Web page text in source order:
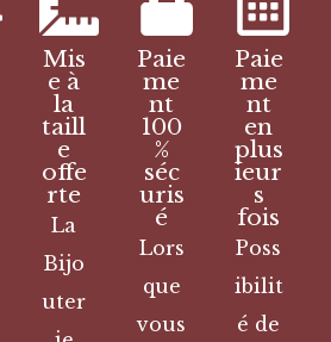
Mis
e à
la
taill
e
offe
rte
La
Bijo
uter
Paie
me
nt
100
%
séc
uris
é
Lors
que
vous
Paie
me
nt
en
plus
ieur
s
fois
Poss
ibilit
é de